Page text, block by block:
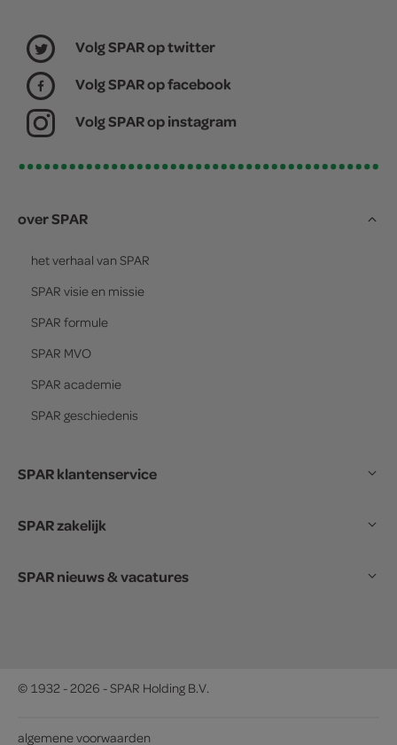
Volg SPAR op twitter
Volg SPAR op facebook
Volg SPAR op instagram
over SPAR
het verhaal van SPAR
SPAR visie en missie
SPAR formule
SPAR MVO
SPAR academie
SPAR geschiedenis
SPAR klantenservice
SPAR zakelijk
SPAR nieuws & vacatures
© 1932 - 2026 - SPAR Holding B.V.
algemene voorwaarden